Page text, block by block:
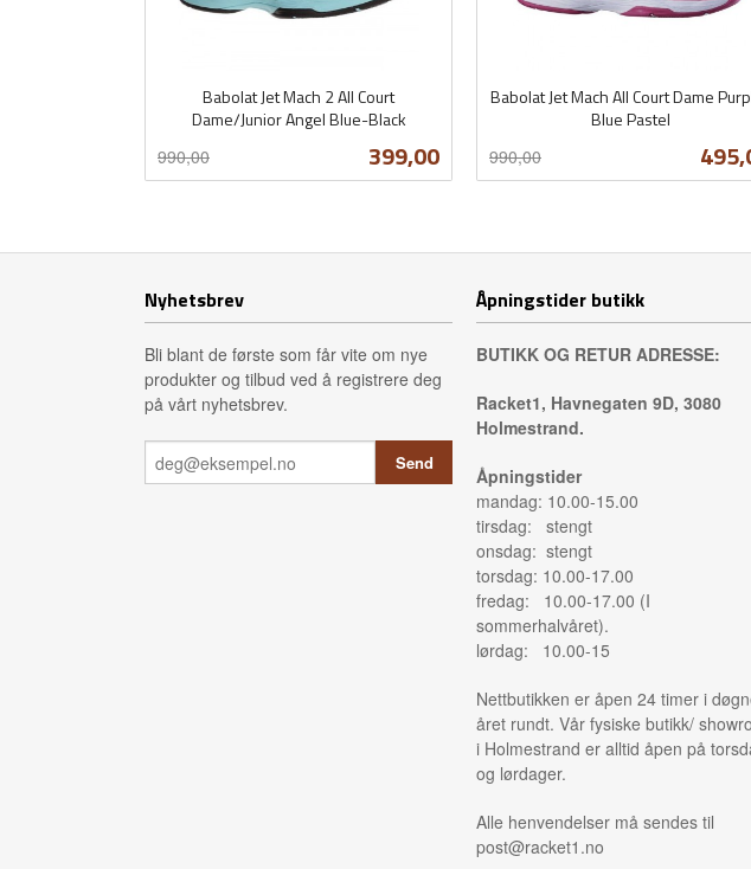
Babolat Jet Mach 2 All Court
Dame/Junior Angel Blue-Black
Tilbud
399,00
990,00
mva.
Babolat Jet Mach All Court Dame
Blue Pastel
990,00
mva.
Nyhetsbrev
Bli blant de første som får vite om nye
produkter og tilbud ved å registrere deg
på vårt nyhetsbrev.
Åpningstider butikk
BUTIKK OG RETUR ADRESSE:
Racket1, Havnegaten 9D, 3080
Holmestrand.
Åpningstider
mandag: 10.00-15.00
tirsdag: stengt
onsdag: stengt
torsdag: 10.00-17.00
fredag: 10.00-17.00 (I
sommerhalvåret).
lørdag: 10.00-15
Nettbutikken er åpen 24 timer i
året rundt. Vår fysiske butikk/
i Holmestrand er alltid åpen på
og lørdager.
Alle henvendelser må sendes til
post@racket1.no